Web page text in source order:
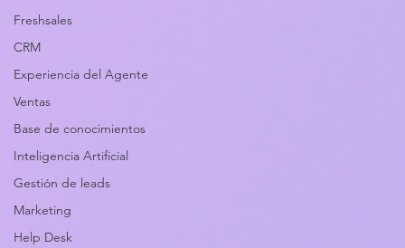
Freshsales
CRM
Experiencia del Agente
Ventas
Base de conocimientos
Inteligencia Artificial
Gestión de leads
Marketing
Help Desk